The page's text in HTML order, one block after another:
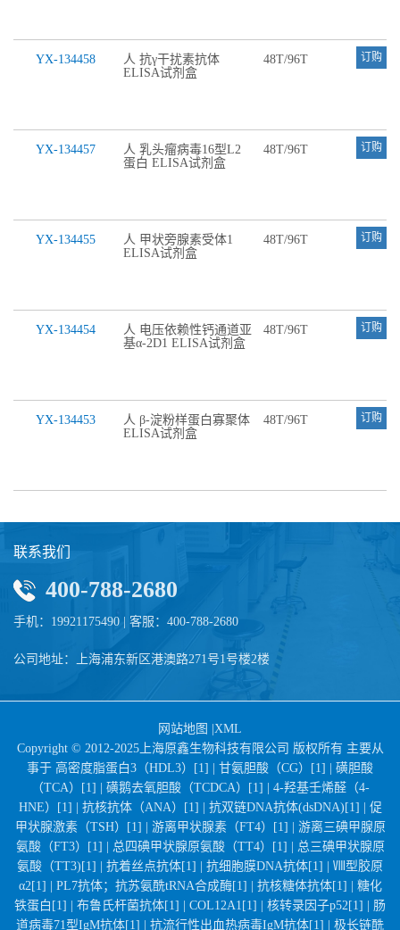
YX-134458
人 抗γ干扰素抗体
ELISA试剂盒
48T/96T 订购
YX-134457
人 乳头瘤病毒16型L2
蛋白 ELISA试剂盒
48T/96T 订购
YX-134455
人 甲状旁腺素受体1
ELISA试剂盒
48T/96T 订购
YX-134454
人 电压依赖性钙通道亚
基α-2D1 ELISA试剂盒
48T/96T 订购
YX-134453
人 β-淀粉样蛋白寡聚体
ELISA试剂盒
48T/96T 订购
联系我们
400-788-2680
手机：19921175490 | 客服：400-788-2680
公司地址：上海浦东新区港澳路271号1号楼2楼
网站地图
XML
Copyright © 2012-2025上海原鑫生物科技有限公司 版权所有 主要从
事于 高密度脂蛋白3（HDL3）[1] | 甘氨胆酸（CG）[1] | 磺胆酸
（TCA）[1] | 磺鹅去氧胆酸（TCDCA）[1] | 4-羟基壬烯醛（4-
HNE）[1] | 抗核抗体（ANA）[1] | 抗双链DNA抗体(dsDNA)[1] | 促
甲状腺激素（TSH）[1] | 游离甲状腺素（FT4）[1] | 游离三碘甲腺原
氨酸（FT3）[1] | 总四碘甲状腺原氨酸（TT4）[1] | 总三碘甲状腺原
氨酸（TT3)[1] | 抗着丝点抗体[1] | 抗细胞膜DNA抗体[1] | Ⅷ型胶原
α2[1] | PL7抗体；抗苏氨酰tRNA合成酶[1] | 抗核糖体抗体[1] | 糖化
铁蛋白[1] | 布鲁氏杆菌抗体[1] | COL12A1[1] | 核转录因子p52[1] | 肠
道病毒71型IgM抗体[1] | 抗流行性出血热病毒IgM抗体[1] | 极长链酰